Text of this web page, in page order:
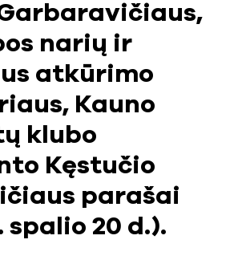
narių ir
atkūrimo
Kauno
klubo
Kęstučio
parašai
spalio 20 d.).